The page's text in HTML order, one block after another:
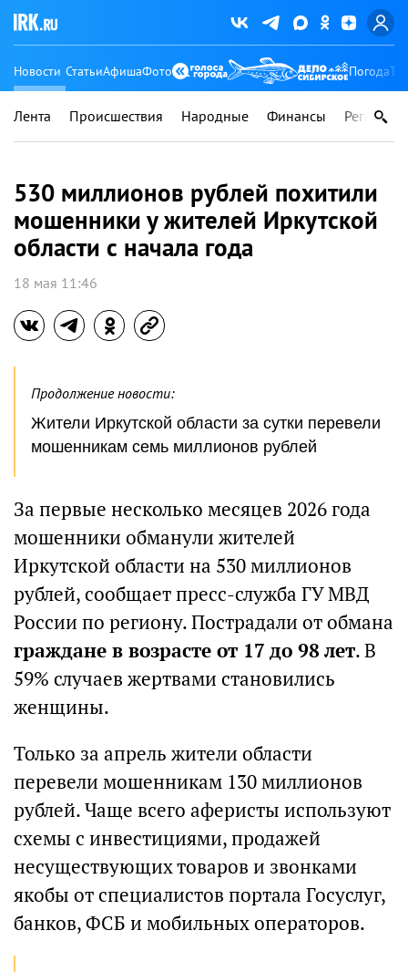
Новости СтатьиАфишаФото Погода
Лента Происшествия Народные Финансы Регионы
530 миллионов рублей похитили
мошенники у жителей Иркутской
области с начала года
18 мая 11:46
Продолжение новости:
Жители Иркутской области за сутки перевели
мошенникам семь миллионов рублей
За первые несколько месяцев 2026 года
мошенники обманули жителей
Иркутской области на 530 миллионов
рублей, сообщает пресс-служба ГУ МВД
России по региону. Пострадали от обмана
граждане в возрасте от 17 до 98 лет. В
59% случаев жертвами становились
женщины.
Только за апрель жители области
перевели мошенникам 130 миллионов
рублей. Чаще всего аферисты используют
схемы с инвестициями, продажей
несуществующих товаров и звонками
якобы от специалистов портала Госуслуг,
банков, ФСБ и мобильных операторов.